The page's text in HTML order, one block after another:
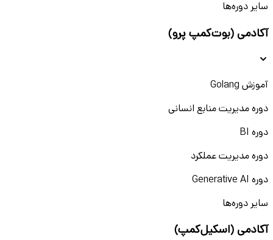
سایر دوره‌ها
آکادمی (بوت‌کمپ پرو)
آموزش Golang
دوره مدیریت منابع انسانی
دوره BI
دوره مدیریت عملکرد
دوره Generative AI
سایر دوره‌ها
آکادمی (اسکیل‌کمپ)